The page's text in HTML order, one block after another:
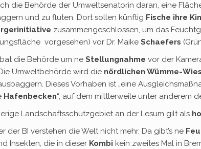
die Behörde der Umweltsenatorin daran, eine
und zu fluten. Dort sollen künftig Fische ihre
zusammengeschlossen, um das
vorgesehen) vor Dr. Maike Schaefers
bat die Behörde um ne Stellungnahme vor der
Umweltbehörde wird die nördlichen Wümme-
Dieses Vorhaben ist „eine
Hafenbecken“, auf dem mittlerweile unter anderem
Landschaftsschutzgebiet an der Lesum gilt als
der BI verstehen die Welt nicht mehr. Da gibt’s ne
Insekten, die in dieser Kombi kein zweites Mal in